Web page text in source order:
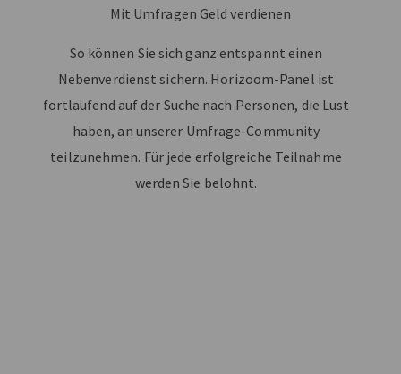
Mit Umfragen Geld verdienen
So können Sie sich ganz entspannt einen
Nebenverdienst sichern. Horizoom-Panel ist
fortlaufend auf der Suche nach Personen, die Lust
haben, an unserer Umfrage-Community
teilzunehmen. Für jede erfolgreiche Teilnahme
werden Sie belohnt.